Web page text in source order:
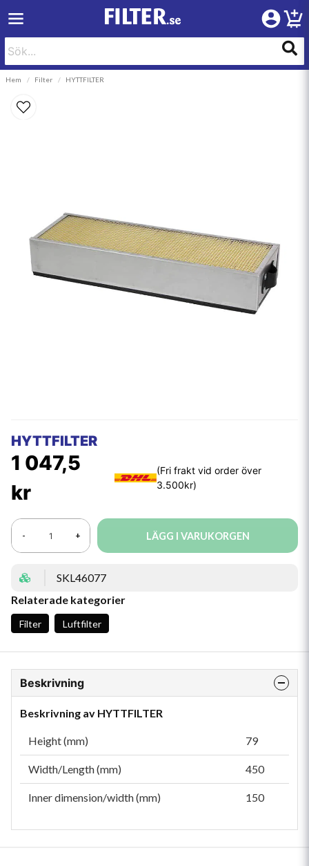
Hem Filter HYTTFILTER
HYTTFILTER
1 047,5
kr
- + LÄGG I VARUKORGEN
SKL46077
Relaterade kategorier
Filter Luftfilter
Beskrivning
Beskrivning av HYTTFILTER
Height (mm) 79
Width/Length (mm) 450
Inner dimension/width (mm) 150